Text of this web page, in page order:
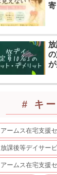
の
# キ
アームス在宅支援
放課後等デイサー
アームス在宅支援